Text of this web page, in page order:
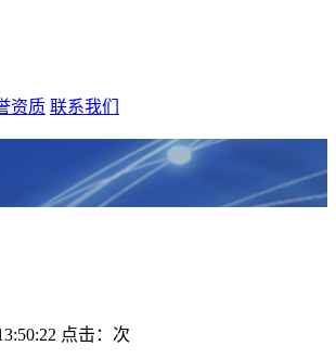
资质 联系我们
点击： 次